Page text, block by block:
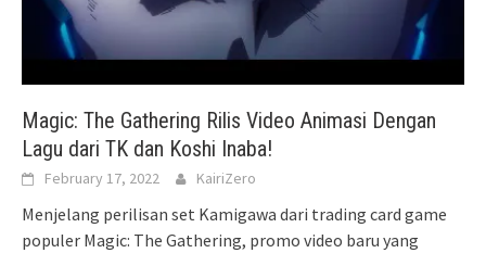
Magic: The Gathering Rilis Video Animasi Dengan
Lagu dari TK dan Koshi Inaba!
February 17, 2022 KairiZero
Menjelang perilisan set Kamigawa dari trading card game
populer Magic: The Gathering, promo video baru yang